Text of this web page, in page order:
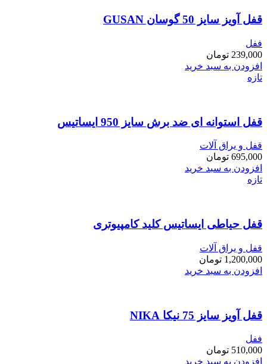
قفل آویز سایز 50 گوسان GUSAN
ففل
239,000 تومان
افزودن به سبد خرید
تازه
قفل استوانه ای ضد برش سایز 950 ایساتیس
قفل و یراق آلات
695,000 تومان
افزودن به سبد خرید
تازه
قفل حیاطی ایساتیس کلید کامپیوتری
قفل و یراق آلات
1,200,000 تومان
افزودن به سبد خرید
قفل آویز سایز 75 نیکا NIKA
ففل
510,000 تومان
افزودن به سبد خرید